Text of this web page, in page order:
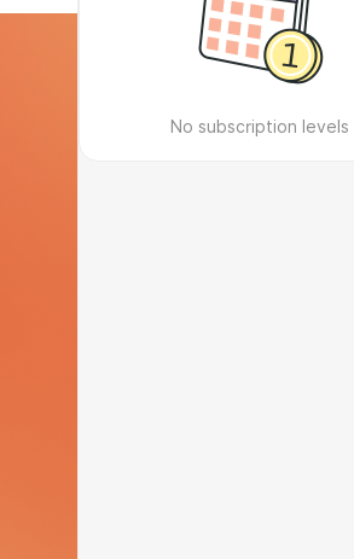
No subscription levels